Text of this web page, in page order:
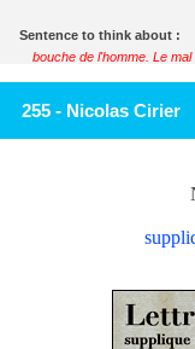
Sentence to think about :
bouche de l'homme. Le
255 - Nicolas Cirier